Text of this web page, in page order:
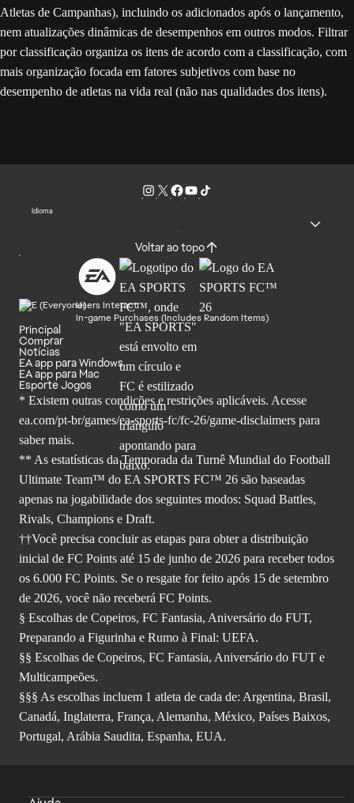
Atletas de Campanhas), incluindo os adicionados após o lançamento,
nem atualizações dinâmicas de desempenhos em outros modos. Filtrar
por classificação organiza os itens de acordo com a classificação, com
mais organização focada em fatores subjetivos com base no
desempenho de atletas na vida real (não nas qualidades dos itens).
Idioma
Voltar ao topo
Users Interact
In-game Purchases (Includes Random Items)
Principal
Comprar
Notícias
EA app para Windows
EA app para Mac
Esporte Jogos
* Existem outras condições e restrições aplicáveis. Acesse
ea.com/pt-br/games/ea-sports-fc/fc-26/game-disclaimers para
saber mais.
** As estatísticas da Temporada da Turnê Mundial do Football
Ultimate Team™ do EA SPORTS FC™ 26 são baseadas
apenas na jogabilidade dos seguintes modos: Squad Battles,
Rivals, Champions e Draft.
††Você precisa concluir as etapas para obter a distribuição
inicial de FC Points até 15 de junho de 2026 para receber todos
os 6.000 FC Points. Se o resgate for feito após 15 de setembro
de 2026, você não receberá FC Points.
§ Escolhas de Copeiros, FC Fantasia, Aniversário do FUT,
Preparando a Figurinha e Rumo à Final: UEFA.
§§ Escolhas de Copeiros, FC Fantasia, Aniversário do FUT e
Multicampeões.
§§§ As escolhas incluem 1 atleta de cada de: Argentina, Brasil,
Canadá, Inglaterra, França, Alemanha, México, Países Baixos,
Portugal, Arábia Saudita, Espanha, EUA.